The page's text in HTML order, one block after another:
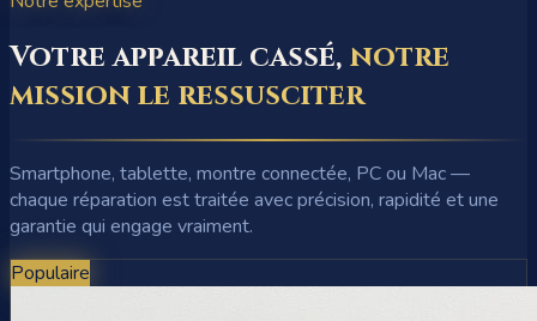
Votre appareil cassé, notre
mission le ressusciter
Smartphone, tablette, montre connectée, PC ou Mac —
chaque réparation est traitée avec précision, rapidité et une
garantie qui engage vraiment.
Populaire